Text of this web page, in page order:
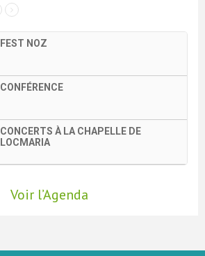
FEST NOZ
CONFÉRENCE
CONCERTS À LA CHAPELLE DE
LOCMARIA
Voir l’Agenda